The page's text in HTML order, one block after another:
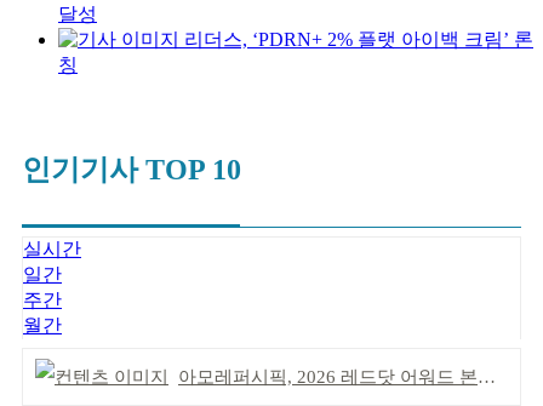
달성
리더스, ‘PDRN+ 2% 플랫 아이백 크림’ 론
칭
인기기사 TOP 10
실시간
일간
주간
월간
아모레퍼시픽, 2026 레드닷 어워드 본상 2개 수상